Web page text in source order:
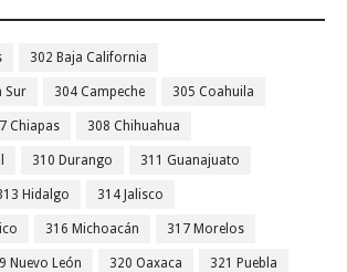
302 Baja California
Sur 304 Campeche 305 Coahuila
Chiapas 308 Chihuahua
310 Durango 311 Guanajuato
Hidalgo 314 Jalisco
316 Michoacán 317 Morelos
Nuevo León 320 Oaxaca 321 Puebla